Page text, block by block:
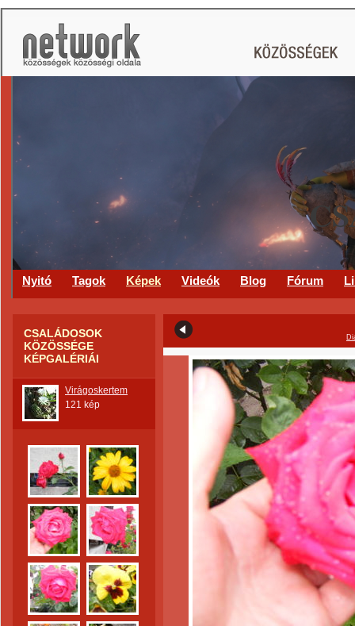
Nyitó Tagok Képek Videók Blog Fórum
CSALÁDOSOK
KÖZÖSSÉGE
KÉPGALÉRIÁI
Virágoskertem
121 kép